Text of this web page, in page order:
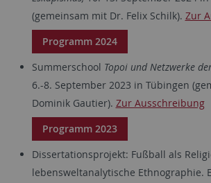
(gemeinsam mit Dr. Felix Schilk). Zur
Programm 2024
Summerschool Topoi und Netzwerke
6.-8. September 2023 in Tübingen
Dominik Gautier). Zur Ausschreibung
Programm 2023
Dissertationsprojekt: Fußball als
lebensweltanalytische Ethnographie.